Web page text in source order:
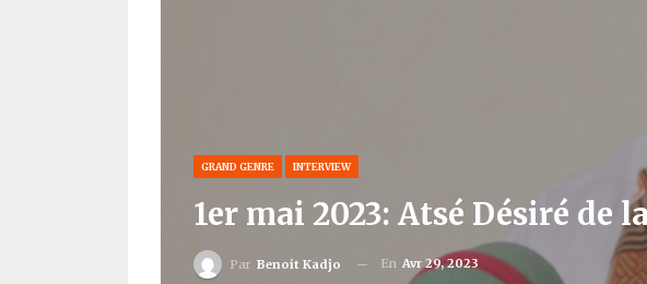
GRAND GENRE INTERVIEW
1er mai 2023: Atsé Désiré de
Par Benoit Kadjo En Avr 29, 2023